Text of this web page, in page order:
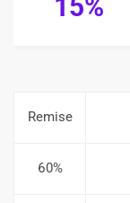
15%
Remise
60%